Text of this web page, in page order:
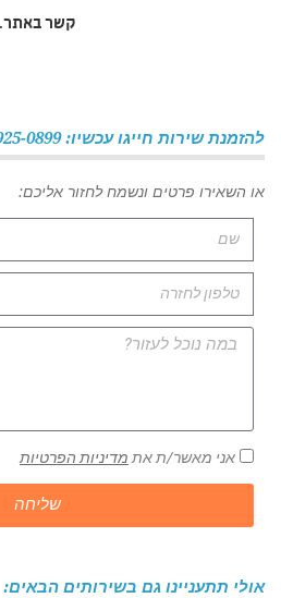
קשר באתר.
להזמנת שירות חייגו עכשיו: 055-925-0899
או השאירו פרטים ונשמח לחזור אליכם:
אני מאשר/ת את מדיניות הפרטיות
שליחה
אולי תתעניינו גם בשירותים הבאים: